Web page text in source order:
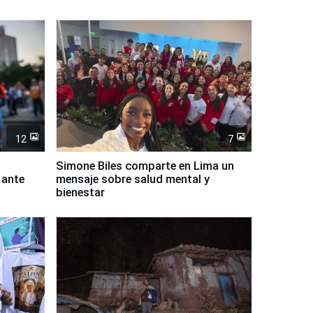
12 7
Simone Biles comparte en Lima un
mensaje sobre salud mental y
bienestar